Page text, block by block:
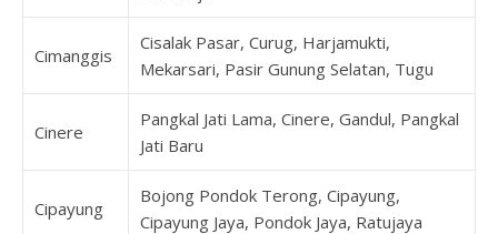
Cimanggis
Cisalak Pasar, Curug, Harjamukti,
Mekarsari, Pasir Gunung Selatan, Tugu
Cinere
Pangkal Jati Lama, Cinere, Gandul, Pangkal
Jati Baru
Cipayung
Bojong Pondok Terong, Cipayung,
Cipayung Jaya, Pondok Jaya, Ratujaya